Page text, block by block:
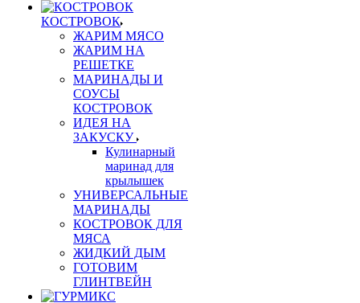
КОСТРОВОК
ЖАРИМ МЯСО
ЖАРИМ НА
РЕШЕТКЕ
МАРИНАДЫ И
СОУСЫ
КОСТРОВОК
ИДЕЯ НА
ЗАКУСКУ
Кулинарный
маринад для
крылышек
УНИВЕРСАЛЬНЫЕ
МАРИНАДЫ
КОСТРОВОК ДЛЯ
МЯСА
ЖИДКИЙ ДЫМ
ГОТОВИМ
ГЛИНТВЕЙН